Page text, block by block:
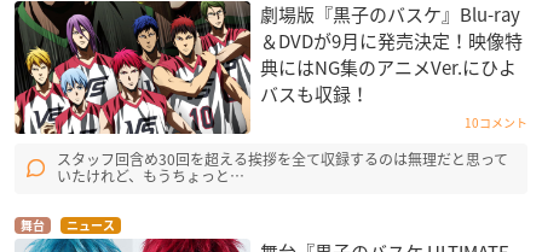
劇場版『黒子のバスケ』Blu-ray
＆DVDが9月に発売決定！映像特
典にはNG集のアニメVer.にひよ
バスも収録！
10コメント
スタッフ回含め30回を超える挨拶を全て収録するのは無理だと思って
いたけれど、もうちょっと…
舞台 ニュース